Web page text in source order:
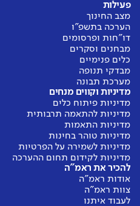
פעילות
מצב החינוך
הערכה בתשפ"ו
דו"חות ופרסומים
מבחנים וסקרים
כלים פנימיים
מבדקי תנופה
מערכת תבונה
מדיניות וקווים מנחים
מדיניות פיתוח כלים
מדיניות להתאמה תרבותית
מדיניות התאמות
מדיניות טוהר בחינות
מדיניות לשמירה על הפרטיות
מדיניות לקידום תחום ההערכה
להכיר את ראמ"ה
אודות ראמ"ה
צוות ראמ"ה
לעבוד איתנו